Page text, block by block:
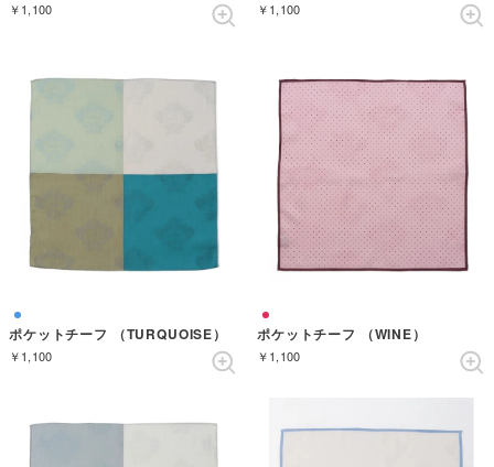
￥1,100 ￥1,100
ポケットチーフ （TURQUOISE）
￥1,100
ポケットチーフ （WINE）
￥1,100